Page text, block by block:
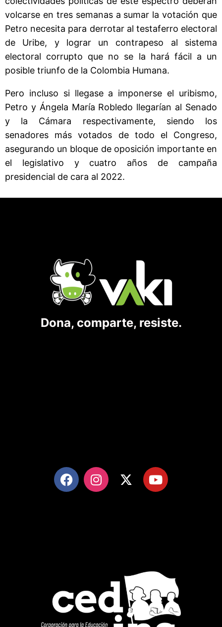
volcarse en tres semanas a sumar la votación que
Petro necesita para derrotar al testaferro electoral
de Uribe, y lograr un contrapeso al sistema
electoral corrupto que no se la hará fácil a un
posible triunfo de la Colombia Humana.
Pero incluso si llegase a imponerse el uribismo,
Petro y Ángela María Robledo llegarían al Senado
y la Cámara respectivamente, siendo los
senadores más votados de todo el Congreso,
asegurando un bloque de oposición importante en
el legislativo y cuatro años de campaña
presidencial de cara al 2022.
Dona, comparte, resiste.